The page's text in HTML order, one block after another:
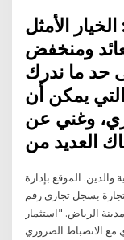
الأمثل
ومنخفض
حد ما ندرك
التي يمكن أن
وغني عن
العديد من
والدين. الموقع بإدارة
بسجل تجاري رقم
06/02 هـ ومصدره مدينة الرياض. "استثمار
مع الانضباط الضروري